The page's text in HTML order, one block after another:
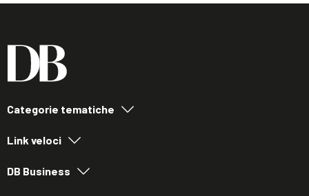
Categorie tematiche
Link veloci
DB Business